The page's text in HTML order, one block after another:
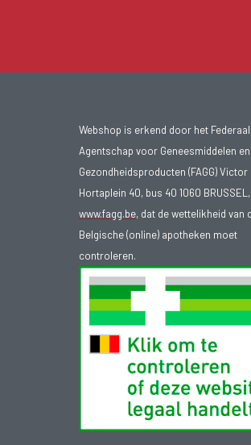
Webshop is erkend door het Federaal
Agentschap voor Geneesmiddelen en
Gezondheidsproducten (FAGG) Victor
Hortaplein 40, bus 40 1060 BRUSSEL,
www.fagg.be, dat de wettelikheid van
Belgische (online) apotheken moet
controleren.